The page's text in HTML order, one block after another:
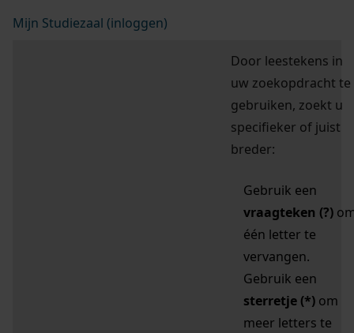
Mijn Studiezaal (inloggen)
Door leestekens in
uw zoekopdracht te
gebruiken, zoekt u
specifieker of juist
breder:
Gebruik een
vraagteken (?)
één letter te
vervangen.
Gebruik een
sterretje (*) om
meer letters te